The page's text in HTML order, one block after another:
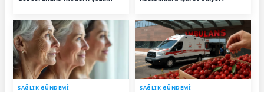
SAĞLIK GÜNDEMİ SAĞLIK GÜNDEMİ